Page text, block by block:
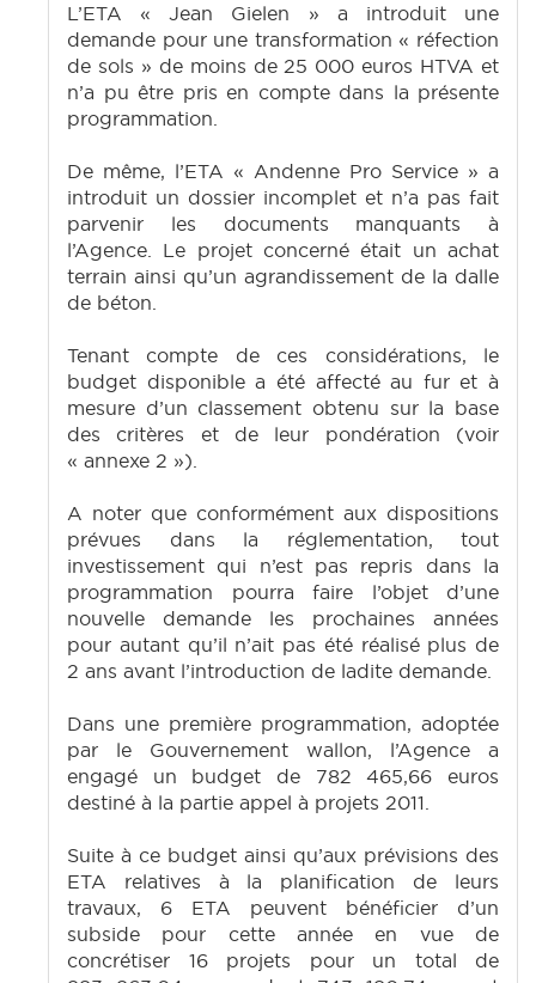
L’ETA « Jean Gielen » a introduit une
demande pour une transformation « réfection
de sols » de moins de 25 000 euros HTVA et
n’a pu être pris en compte dans la présente
programmation.
De même, l’ETA « Andenne Pro Service » a
introduit un dossier incomplet et n’a pas fait
parvenir les documents manquants à
l’Agence. Le projet concerné était un achat
terrain ainsi qu’un agrandissement de la dalle
de béton.
Tenant compte de ces considérations, le
budget disponible a été affecté au fur et à
mesure d’un classement obtenu sur la base
des critères et de leur pondération (voir
« annexe 2 »).
A noter que conformément aux dispositions
prévues dans la réglementation, tout
investissement qui n’est pas repris dans la
programmation pourra faire l’objet d’une
nouvelle demande les prochaines années
pour autant qu’il n’ait pas été réalisé plus de
2 ans avant l’introduction de ladite demande.
Dans une première programmation, adoptée
par le Gouvernement wallon, l’Agence a
engagé un budget de 782 465,66 euros
destiné à la partie appel à projets 2011.
Suite à ce budget ainsi qu’aux prévisions des
ETA relatives à la planification de leurs
travaux, 6 ETA peuvent bénéficier d’un
subside pour cette année en vue de
concrétiser 16 projets pour un total de